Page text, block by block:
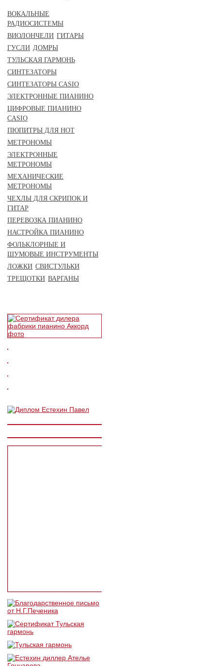
ВОКАЛЬНЫЕ
РАДИОСИСТЕМЫ
ВИОЛОНЧЕЛИ ГИТАРЫ
ГУСЛИ ДОМРЫ
ТУЛЬСКАЯ ГАРМОНЬ
СИНТЕЗАТОРЫ
СИНТЕЗАТОРЫ CASIO
ЭЛЕКТРОННЫЕ ПИАНИНО
ЦИФРОВЫЕ ПИАНИНО
CASIO
ПЮПИТРЫ ДЛЯ НОТ
МЕТРОНОМЫ
ЭЛЕКТРОННЫЕ
МЕТРОНОМЫ
МЕХАНИЧЕСКИЕ
МЕТРОНОМЫ
ЧЕХЛЫ ДЛЯ СКРИПОК И
ГИТАР
ПЕРЕВОЗКА ПИАНИНО
НАСТРОЙКА ПИАНИНО
ФОЛЬКЛОРНЫЕ И
ШУМОВЫЕ ИНСТРУМЕНТЫ
ЛОЖКИ СВИСТУЛЬКИ
ТРЕЩОТКИ ВАРГАНЫ